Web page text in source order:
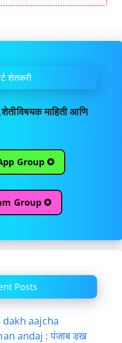
शेतकरी
माहिती आणि
Group ✪
Group ✪
Posts
aajcha
andaj : पंजाब डख